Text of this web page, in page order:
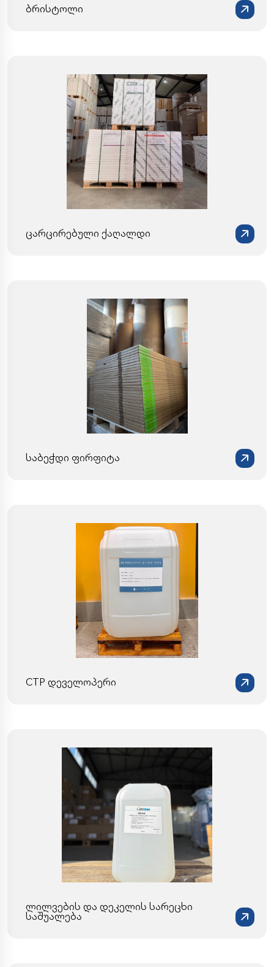
ბრისტოლი
ცარცირებული ქაღალდი
საბეჭდი ფირფიტა
CTP დეველოპერი
ლილვების და დეკელის სარეცხი
საშუალება